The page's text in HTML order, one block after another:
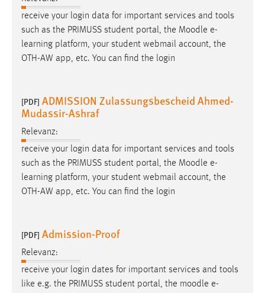
receive your login data for important services and tools
such as the PRIMUSS student portal, the Moodle e-
learning platform, your student webmail account, the
OTH-AW app, etc. You can find the login
[PDF] ADMISSION Zulassungsbescheid Ahmed-
Mudassir-Ashraf
Relevanz:
receive your login data for important services and tools
such as the PRIMUSS student portal, the Moodle e-
learning platform, your student webmail account, the
OTH-AW app, etc. You can find the login
[PDF] Admission-Proof
Relevanz:
receive your login dates for important services and tools
like e.g. the PRIMUSS student portal, the moodle e-